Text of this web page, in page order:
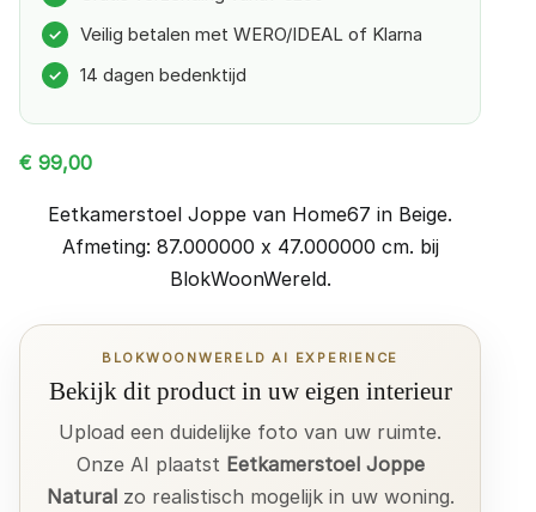
✓ Veilig betalen met WERO/IDEAL of Klarna
✓ 14 dagen bedenktijd
€ 99,00
Eetkamerstoel Joppe van Home67 in Beige.
Afmeting: 87.000000 x 47.000000 cm. bij
BlokWoonWereld.
BLOKWOONWERELD AI EXPERIENCE
Bekijk dit product in uw eigen interieur
Upload een duidelijke foto van uw ruimte.
Onze AI plaatst Eetkamerstoel Joppe
Naturalzo realistisch mogelijk in uw woning.